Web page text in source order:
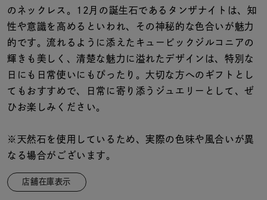
着用シーン
コレクション
レディース
リングサイズ
メンズ
のネックレス。12月の誕生石であるタンザナイトは、知
性や意識を高めるといわれ、その神秘的な色合いが魅力
的です。流れるように添えたキュービックジルコニアの
輝きも美しく、清楚な魅力に溢れたデザインは、特別な
日にも日常使いにもぴったり。大切な方へのギフトとし
てもおすすめで、日常に寄り添うジュエリーとして、ぜ
ひお楽しみください。
※天然石を使用しているため、実際の色味や風合いが異
なる場合がございます。
店舗在庫表示